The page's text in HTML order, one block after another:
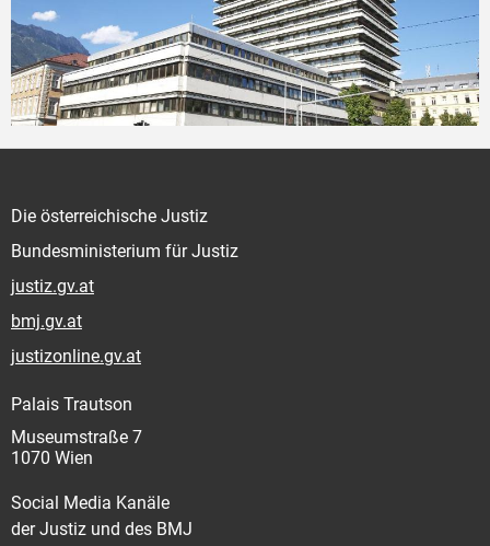
Die österreichische Justiz
Bundesministerium für Justiz
justiz.gv.at
bmj.gv.at
justizonline.gv.at
Palais Trautson
Museumstraße 7
1070 Wien
Social Media Kanäle
der Justiz und des BMJ